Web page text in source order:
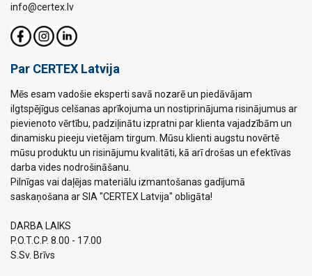
info@certex.lv
Par CERTEX Latvija
Mēs esam vadošie eksperti savā nozarē un piedāvājam
ilgtspējīgus celšanas aprīkojuma un nostiprinājuma risinājumus ar
pievienoto vērtību, padziļinātu izpratni par klienta vajadzībām un
dinamisku pieeju vietējam tirgum. Mūsu klienti augstu novērtē
mūsu produktu un risinājumu kvalitāti, kā arī drošas un efektīvas
darba vides nodrošināšanu.
Pilnīgas vai daļējas materiālu izmantošanas gadījumā
saskaņošana ar SIA "CERTEX Latvija" obligāta!
DARBA LAIKS
P.O.T.C.P. 8.00 - 17.00
S.Sv. Brīvs